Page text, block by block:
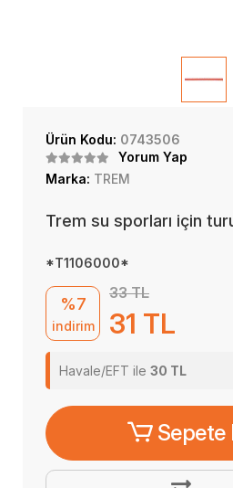
Ürün Kodu: 0743506
Yorum Yap
Marka: TREM
Trem su sporları için
*T1106000*
%7
indirim
33 TL
31 TL
Havale/EFT ile 30 TL
Sepete